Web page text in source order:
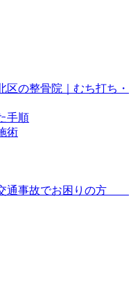
区の整骨院｜むち打ち・
手順
術
通事故でお困りの方